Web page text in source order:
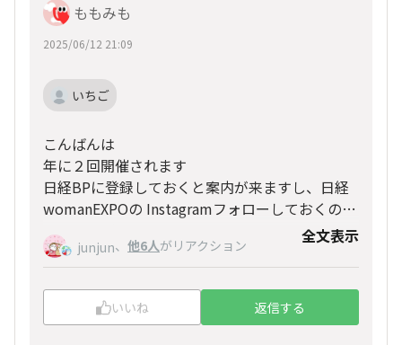
ももみも
2025/06/12 21:09
いちご
こんばんは
年に２回開催されます
日経BPに登録しておくと案内が来ますし、日経
womanEXPOの Instagramフォローしておくのも
よいかもデス
次回は11/29みたいですょ
junjun、 他6人がリアクション 全文表示
いいね 返信する